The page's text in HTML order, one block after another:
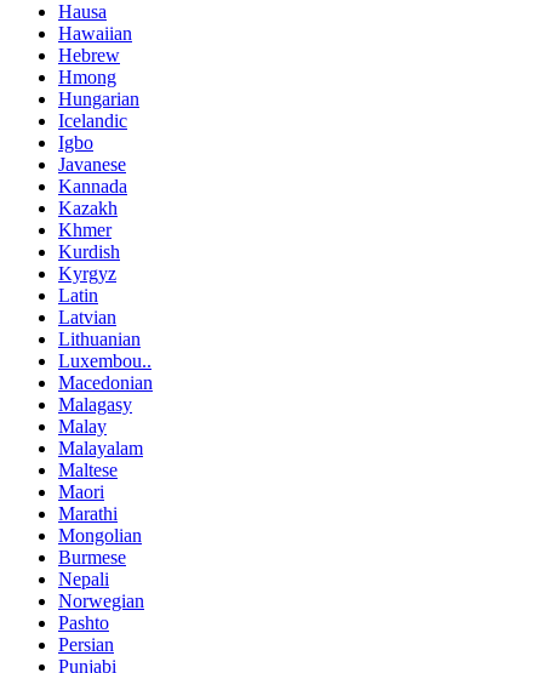
Hausa
Hawaiian
Hebrew
Hmong
Hungarian
Icelandic
Igbo
Javanese
Kannada
Kazakh
Khmer
Kurdish
Kyrgyz
Latin
Latvian
Lithuanian
Luxembou..
Macedonian
Malagasy
Malay
Malayalam
Maltese
Maori
Marathi
Mongolian
Burmese
Nepali
Norwegian
Pashto
Persian
Punjabi